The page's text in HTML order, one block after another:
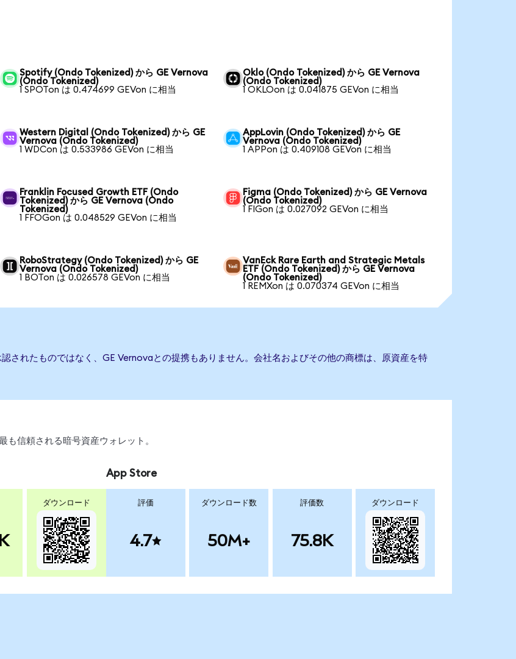
Spotify (Ondo Tokenized) から GE Vernova
(Ondo Tokenized)
1 SPOTon は 0.474699 GEVon に相当
Oklo (Ondo Tokenized) から GE Vernova
(Ondo Tokenized)
1 OKLOon は 0.041875 GEVon に相当
Western Digital (Ondo Tokenized) から GE
Vernova (Ondo Tokenized)
1 WDCon は 0.533986 GEVon に相当
AppLovin (Ondo Tokenized) から GE
Vernova (Ondo Tokenized)
1 APPon は 0.409108 GEVon に相当
Franklin Focused Growth ETF (Ondo
Tokenized) から GE Vernova (Ondo
Tokenized)
1 FFOGon は 0.048529 GEVon に相当
Figma (Ondo Tokenized) から GE Vernova
(Ondo Tokenized)
1 FIGon は 0.027092 GEVon に相当
RoboStrategy (Ondo Tokenized) から GE
Vernova (Ondo Tokenized)
1 BOTon は 0.026578 GEVon に相当
VanEck Rare Earth and Strategic Metals
ETF (Ondo Tokenized) から GE Vernova
(Ondo Tokenized)
1 REMXon は 0.070374 GEVon に相当
されたものではなく、GE Vernovaとの提携もありません。会社名およびその他の商標は、原資産を特
信頼される暗号資産ウォレット。
ダウンロード
App Store
評価
4.7
ダウンロード数
50M+
評価数
75.8K
ダウンロード